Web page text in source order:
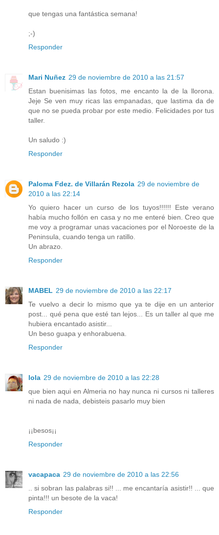
que tengas una fantástica semana!
;-)
Responder
Mari Nuñez 29 de noviembre de 2010 a las 21:57
Estan buenisimas las fotos, me encanto la de la llorona.
Jeje Se ven muy ricas las empanadas, que lastima da de
que no se pueda probar por este medio. Felicidades por tus
taller.
Un saludo :)
Responder
Paloma Fdez. de Villarán Rezola 29 de noviembre de
2010 a las 22:14
Yo quiero hacer un curso de los tuyos!!!!!! Este verano
había mucho follón en casa y no me enteré bien. Creo que
me voy a programar unas vacaciones por el Noroeste de la
Peninsula, cuando tenga un ratillo.
Un abrazo.
Responder
MABEL 29 de noviembre de 2010 a las 22:17
Te vuelvo a decir lo mismo que ya te dije en un anterior
post... qué pena que esté tan lejos... Es un taller al que me
hubiera encantado asistir...
Un beso guapa y enhorabuena.
Responder
lola 29 de noviembre de 2010 a las 22:28
que bien aqui en Almeria no hay nunca ni cursos ni talleres
ni nada de nada, debisteis pasarlo muy bien
¡¡besos¡¡
Responder
vacapaca 29 de noviembre de 2010 a las 22:56
.. si sobran las palabras si!! ... me encantaría asistir!! ... que
pinta!!! un besote de la vaca!
Responder